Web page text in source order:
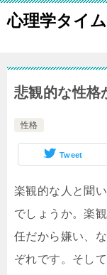
心理学タイム
悲観的な性格
性格
Tweet
楽観的な人と聞
でしょうか。楽
任だから嫌い、
ぞれです。そし